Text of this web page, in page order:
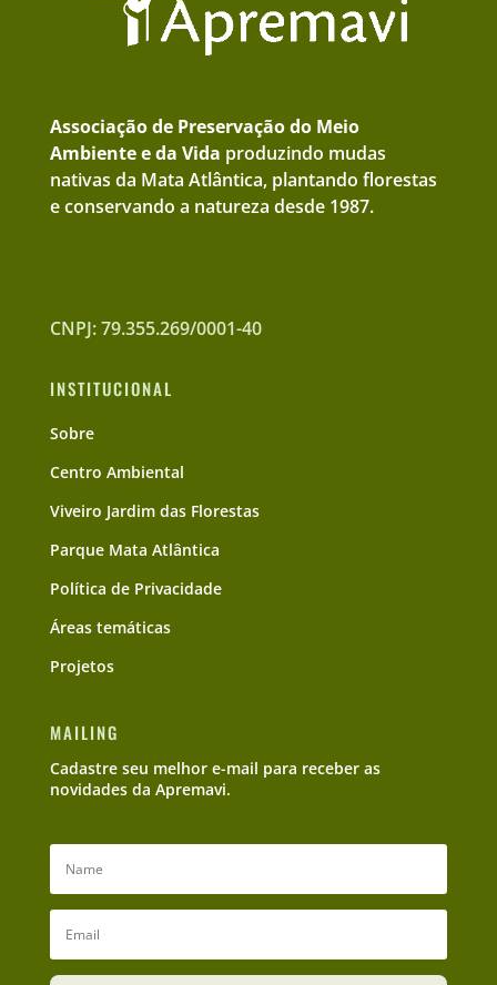
Associação de Preservação do Meio
Ambiente e da Vida produzindo mudas
nativas da Mata Atlântica, plantando florestas
e conservando a natureza desde 1987.
CNPJ: 79.355.269/0001-40
INSTITUCIONAL
Sobre
Centro Ambiental
Viveiro Jardim das Florestas
Parque Mata Atlântica
Política de Privacidade
Áreas temáticas
Projetos
MAILING
Cadastre seu melhor e-mail para receber as
novidades da Apremavi.